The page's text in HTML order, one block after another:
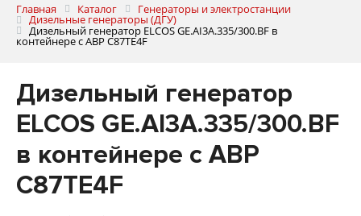
Продукция
Клиентам
Главная Каталог Генераторы и электростанции
Дизельные генераторы (ДГУ)
Дизельный генератор ELCOS GE.AI3A.335/300.BF в
контейнере с АВР C87TE4F
Дизельный генератор
ELCOS GE.AI3A.335/300.BF
в контейнере с АВР
C87TE4F